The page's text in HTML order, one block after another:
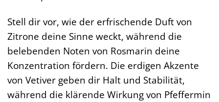
Stell dir vor, wie der erfrischende Duft von
Zitrone deine Sinne weckt, während die
belebenden Noten von Rosmarin deine
Konzentration fördern. Die erdigen Akzente
von Vetiver geben dir Halt und Stabilität,
während die klärende Wirkung von Pfeffermin